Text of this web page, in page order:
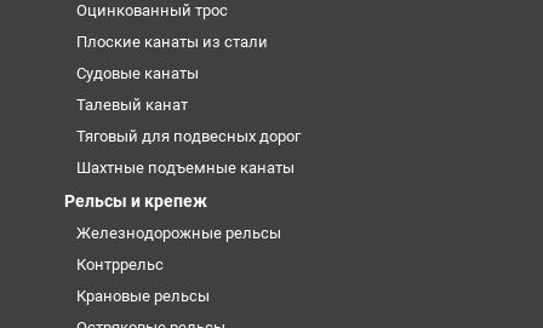
Оцинкованный трос
Плоские канаты из стали
Судовые канаты
Талевый канат
Тяговый для подвесных дорог
Шахтные подъемные канаты
Рельсы и крепеж
Железнодорожные рельсы
Контррельс
Крановые рельсы